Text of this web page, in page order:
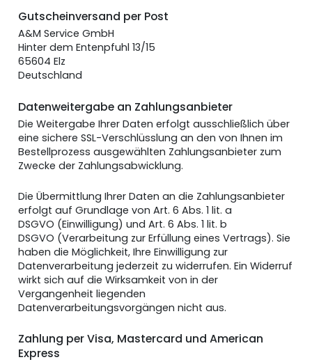
Gutscheinversand per Post
A&M Service GmbH
Hinter dem Entenpfuhl 13/15
65604 Elz
Deutschland
Datenweitergabe an Zahlungsanbieter
Die Weitergabe Ihrer Daten erfolgt ausschließlich über
eine sichere SSL-Verschlüsslung an den von Ihnen im
Bestellprozess ausgewählten Zahlungsanbieter zum
Zwecke der Zahlungsabwicklung.
Die Übermittlung Ihrer Daten an die Zahlungsanbieter
erfolgt auf Grundlage von Art. 6 Abs. 1 lit. a
DSGVO (Einwilligung) und Art. 6 Abs. 1 lit. b
DSGVO (Verarbeitung zur Erfüllung eines Vertrags). Sie
haben die Möglichkeit, Ihre Einwilligung zur
Datenverarbeitung jederzeit zu widerrufen. Ein Widerruf
wirkt sich auf die Wirksamkeit von in der
Vergangenheit liegenden
Datenverarbeitungsvorgängen nicht aus.
Zahlung per Visa, Mastercard und American
Express